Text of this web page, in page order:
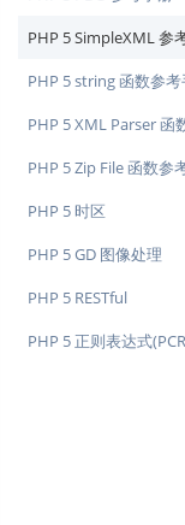
PHP 5 SimpleXML 参
PHP 5 string 函数参
PHP 5 XML Parser 函
PHP 5 Zip File 函数参
PHP 5 时区
PHP 5 GD 图像处理
PHP 5 RESTful
PHP 5 正则表达式